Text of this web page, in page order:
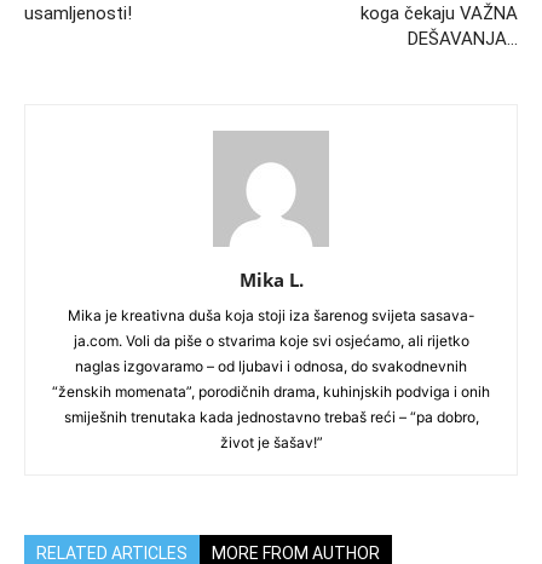
usamljenosti!
koga čekaju VAŽNA
DEŠAVANJA…
Mika L.
Mika je kreativna duša koja stoji iza šarenog svijeta sasava-
ja.com. Voli da piše o stvarima koje svi osjećamo, ali rijetko
naglas izgovaramo – od ljubavi i odnosa, do svakodnevnih
“ženskih momenata”, porodičnih drama, kuhinjskih podviga i onih
smiješnih trenutaka kada jednostavno trebaš reći – “pa dobro,
život je šašav!”
RELATED ARTICLES MORE FROM AUTHOR